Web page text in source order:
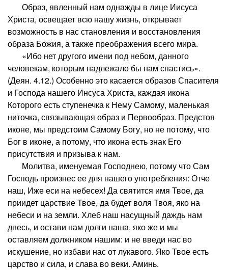
Образ, явленный нам однажды в лице Иисуса
Христа, освещает всю нашу жизнь, открывает
возможность в нас становления и восстановления
образа Божия, а также преображения всего мира.
«Ибо нет другого имени под небом, данного
человекам, которым надлежало бы нам спастись».
(Деян. 4.12.) Особенно это касается образов Спасителя
и Господа нашего Инсуса Христа, каждая икона
Которого есть ступенечка к Нему Самому, маленькая
ниточка, связывающая образ и Первообраз. Предстоя
иконе, мы предстоим Самому Богу, но не потому, что
Бог в иконе, а потому, что икона есть знак Его
присутствия и призыва к нам.
Молитва, именуемая Господнею, потому что Сам
Господь произнес ее для нашего употребления: Отче
наш, Иже еси на небесех! Да святится имя Твое, да
приидет царствие Твое, да будет воля Твоя, яко на
небеси и на земли. Хлеб наш насущный даждь нам
днесь, и остави нам долги наша, яко же и мы
оставляем должником нашим: и не введи нас во
искушение, но избави нас от лукавого. Яко Твое есть
царство и сила, и слава во веки. Аминь.